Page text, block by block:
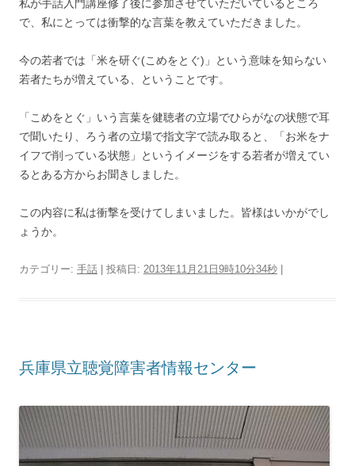
私が手話入門講座修了後に参加させていただいているところ
で、私にとっては衝撃的な言葉を教えていただきました。
今の若者では「米を研ぐ(こめをとぐ)」という意味を知らない
若者たちが増えている、ということです。
「こめをとぐ」いう言葉を健聴者の立場でひらがなの状態で耳
で聞いたり、ろう者の立場で指文字で読み取ると、「お米をナ
イフで削っている状態」というイメージをする若者が増えてい
るとある方からお聞きしました。
この内容に私は衝撃を受けてしまいました。皆様はいかがでし
ょうか。
カテゴリー: 手話 | 投稿日: 2013年11月21日9時10分34秒
兵庫県立聴覚障害者情報センター